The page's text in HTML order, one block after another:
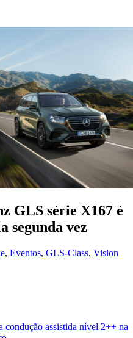
GLS série X167 é
segunda vez
, Eventos, GLS-Class, Vision